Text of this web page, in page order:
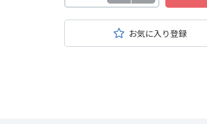
お気に入り登録